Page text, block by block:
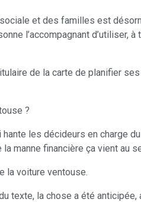
et des familles est
l’accompagnant
de la carte de planifier
?
hante les décideurs en charge
manne financière ça vient au
la voiture ventouse.
texte, la chose a été